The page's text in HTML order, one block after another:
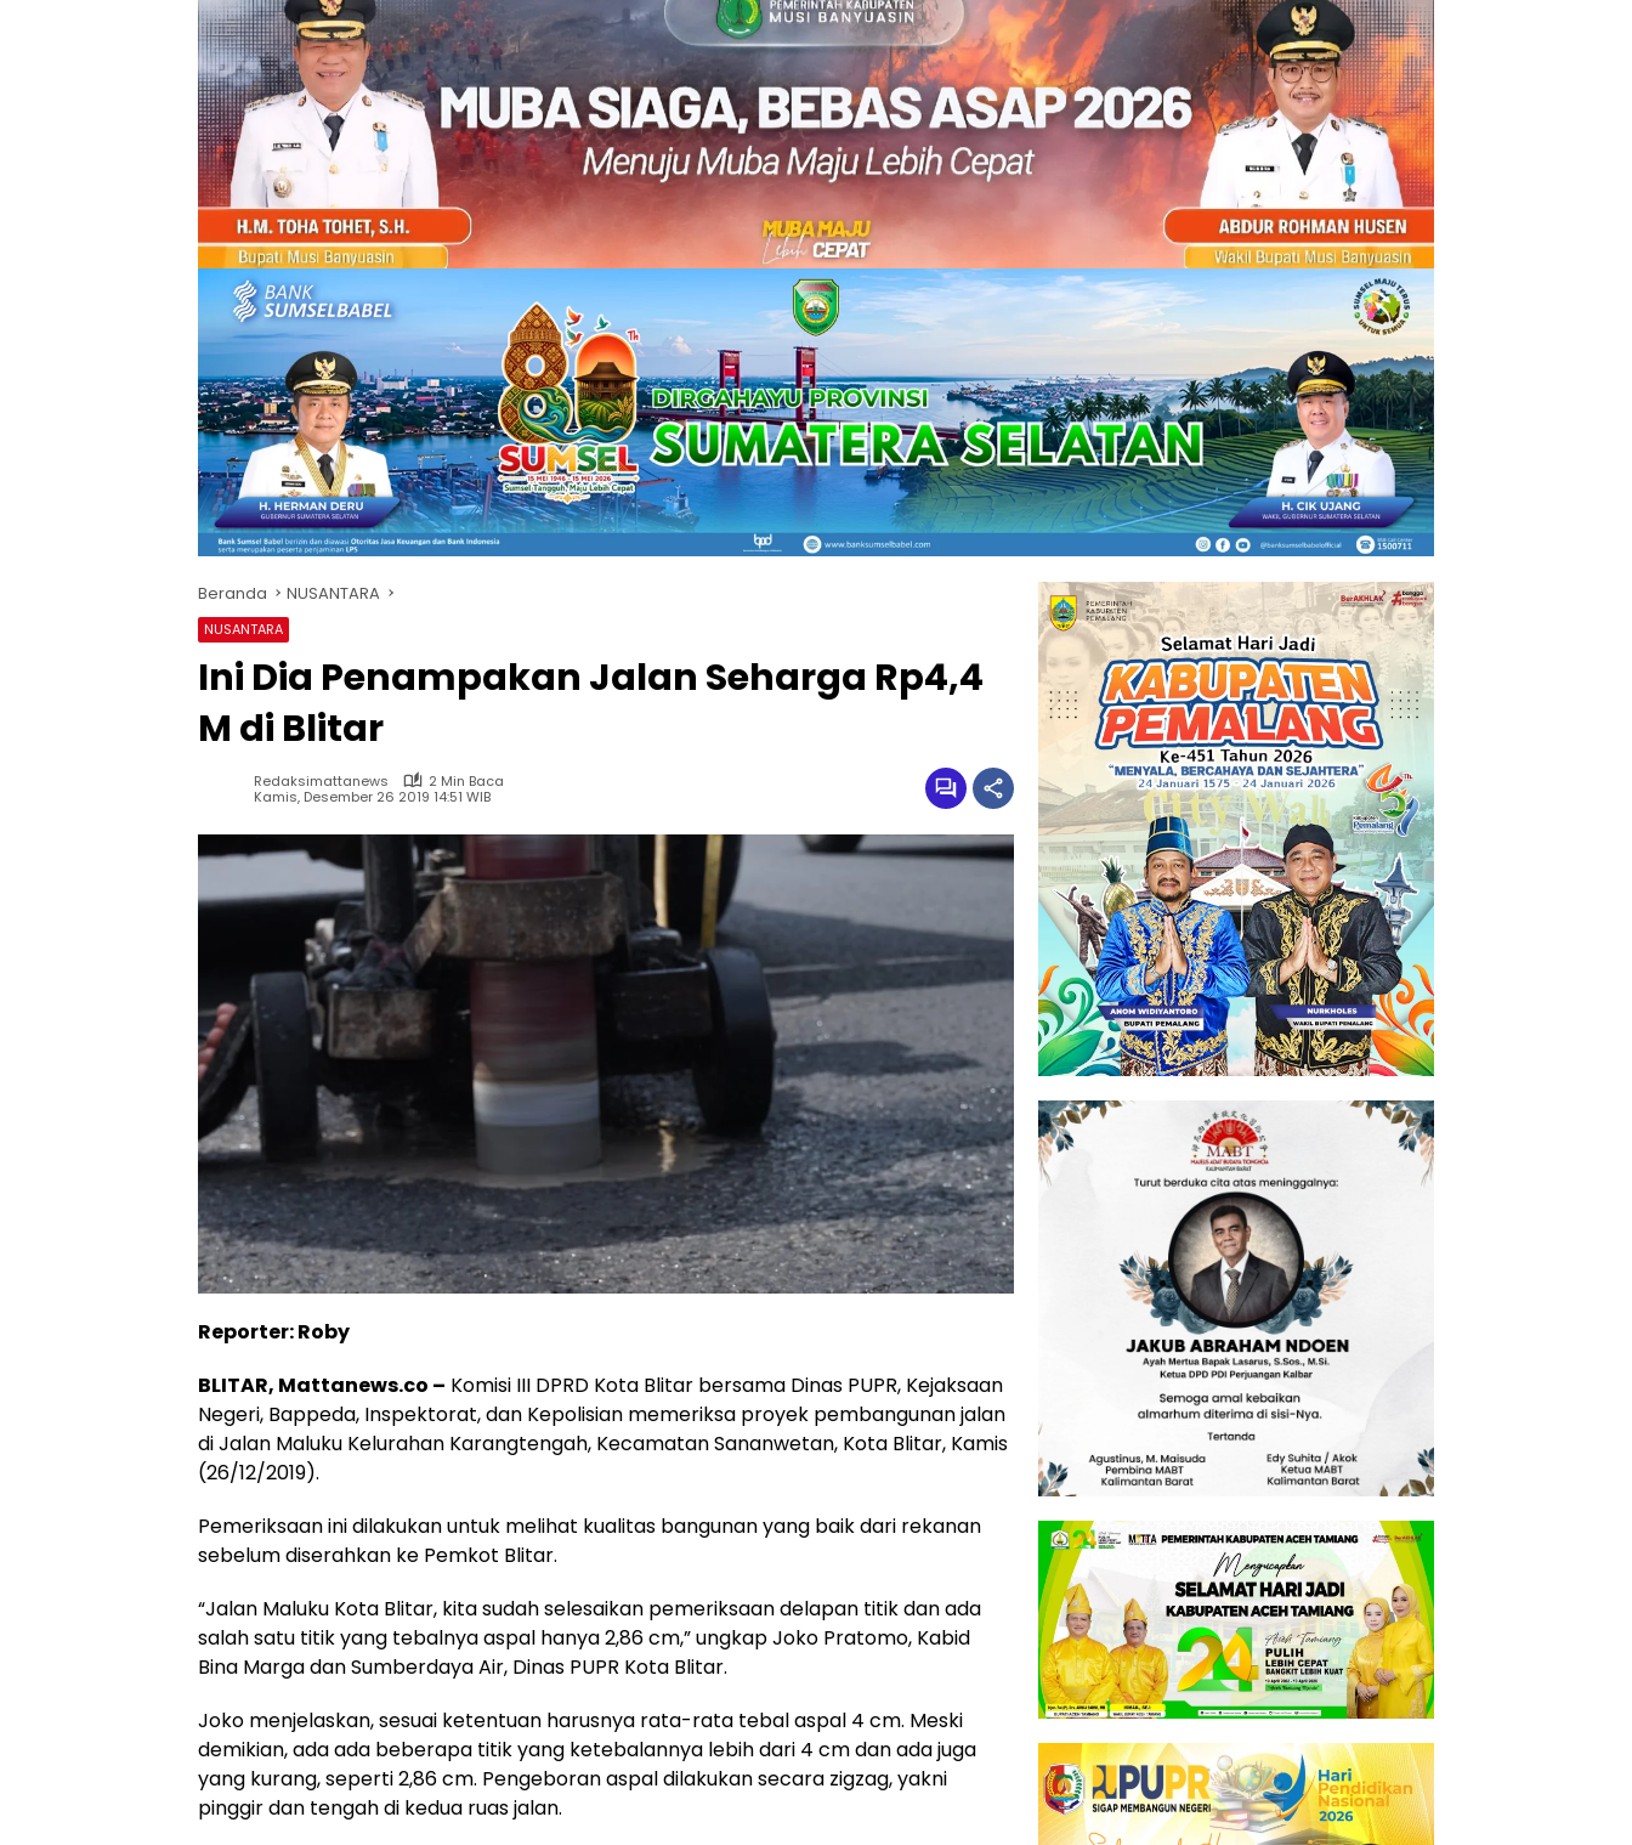
Beranda NUSANTARA
NUSANTARA
Ini Dia Penampakan Jalan Seharga Rp4,4
M di Blitar
Redaksimattanews
2 Min Baca
Kamis, Desember 26 2019 14:51 WIB
Reporter: Roby
BLITAR, Mattanews.co – Komisi III DPRD Kota Blitar bersama Dinas PUPR, Kejaksaan
Negeri, Bappeda, Inspektorat, dan Kepolisian memeriksa proyek pembangunan jalan
di Jalan Maluku Kelurahan Karangtengah, Kecamatan Sananwetan, Kota Blitar, Kamis
(26/12/2019).
Pemeriksaan ini dilakukan untuk melihat kualitas bangunan yang baik dari rekanan
sebelum diserahkan ke Pemkot Blitar.
“Jalan Maluku Kota Blitar, kita sudah selesaikan pemeriksaan delapan titik dan ada
salah satu titik yang tebalnya aspal hanya 2,86 cm,” ungkap Joko Pratomo, Kabid
Bina Marga dan Sumberdaya Air, Dinas PUPR Kota Blitar.
Joko menjelaskan, sesuai ketentuan harusnya rata-rata tebal aspal 4 cm. Meski
demikian, ada ada beberapa titik yang ketebalannya lebih dari 4 cm dan ada juga
yang kurang, seperti 2,86 cm. Pengeboran aspal dilakukan secara zigzag, yakni
pinggir dan tengah di kedua ruas jalan.